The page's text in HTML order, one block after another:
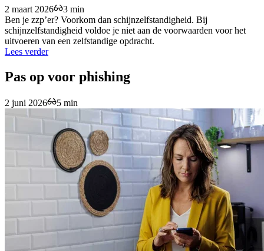
2 maart 2026
3 min
Ben je zzp’er? Voorkom dan schijnzelfstandigheid. Bij
schijnzelfstandigheid voldoe je niet aan de voorwaarden voor het
uitvoeren van een zelfstandige opdracht.
Lees verder
Pas op voor phishing
2 juni 2026 5 min